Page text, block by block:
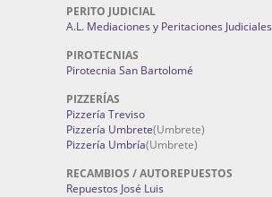
PERITO JUDICIAL
A.L. Mediaciones y Peritaciones Judiciales
PIROTECNIAS
Pirotecnia San Bartolomé
PIZZERÍAS
Pizzería Treviso
Pizzería Umbrete(Umbrete)
Pizzería Umbría(Umbrete)
RECAMBIOS / AUTOREPUESTOS
Repuestos José Luis